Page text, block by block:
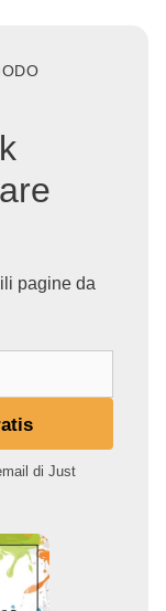
pagine da
di Just